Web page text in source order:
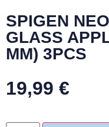
SPIGEN
GLASS
MM) 3PCS
19,99 €